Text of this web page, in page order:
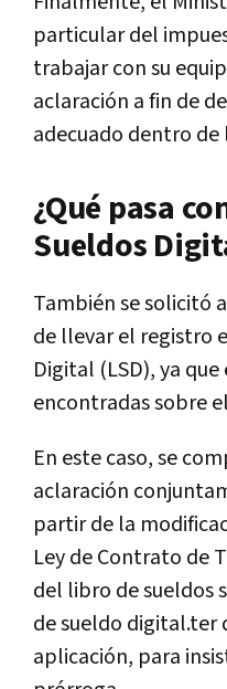
particular del
trabajar con su
aclaración a fin de
adecuado dentro
¿Qué pasa
Sueldos
También se solicitó
de llevar el registro
Digital (LSD), ya
encontradas sobre
En este caso, se
aclaración
partir de la
Ley de Contrato de
del libro de sueldos
de sueldo digital.ter
aplicación, para